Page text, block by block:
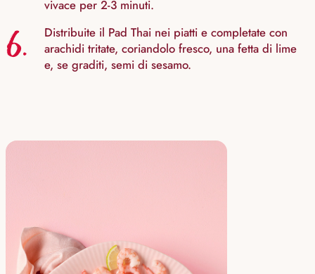
vivace per 2-3 minuti.
6.
Distribuite il Pad Thai nei piatti e completate con
arachidi tritate, coriandolo fresco, una fetta di lime
e, se graditi, semi di sesamo.